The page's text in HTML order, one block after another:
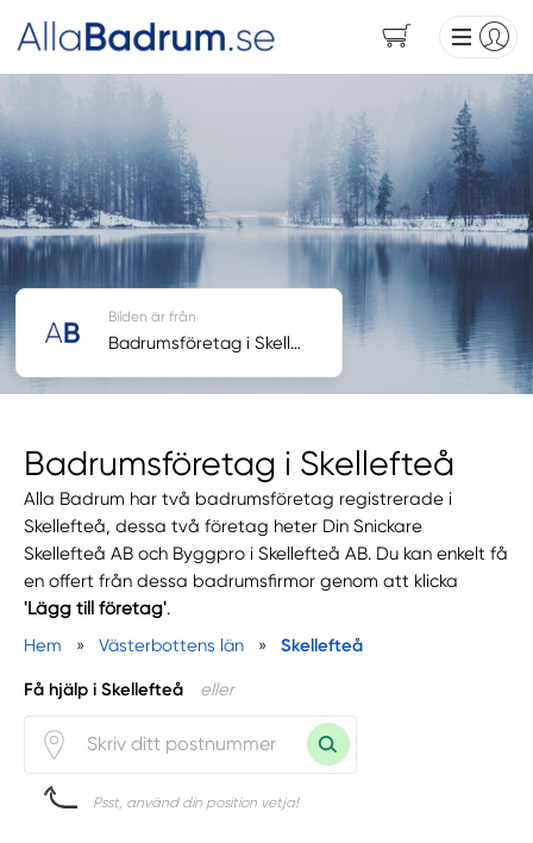
Badrumsföretag i Skellefteå
Alla Badrum har två badrumsföretag registrerade i
Skellefteå, dessa två företag heter Din Snickare
Skellefteå AB och Byggpro i Skellefteå AB. Du kan enkelt få
en offert från dessa badrumsfirmor genom att klicka
'Lägg till företag'.
Hem
» Västerbottens län » Skellefteå
Få hjälp i Skellefteå eller
Psst, använd din position vetja!
Bilden är från
Badrumsföretag i Skellefteå